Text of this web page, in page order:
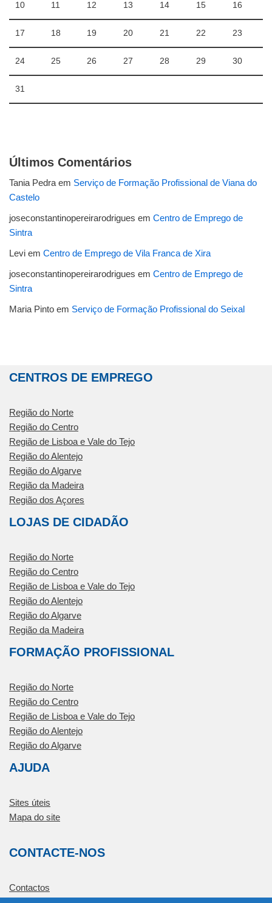
10 11 12 13 14 15 16
17 18 19 20 21 22 23
24 25 26 27 28 29 30
31
Últimos Comentários
Tania Pedra em Serviço de Formação Profissional de Viana do
Castelo
joseconstantinopereirarodrigues em Centro de Emprego de
Sintra
Levi em Centro de Emprego de Vila Franca de Xira
joseconstantinopereirarodrigues em Centro de Emprego de
Sintra
Maria Pinto em Serviço de Formação Profissional do Seixal
CENTROS DE EMPREGO
Região do Norte
Região do Centro
Região de Lisboa e Vale do Tejo
Região do Alentejo
Região do Algarve
Região da Madeira
Região dos Açores
LOJAS DE CIDADÃO
Região do Norte
Região do Centro
Região de Lisboa e Vale do Tejo
Região do Alentejo
Região do Algarve
Região da Madeira
FORMAÇÃO PROFISSIONAL
Região do Norte
Região do Centro
Região de Lisboa e Vale do Tejo
Região do Alentejo
Região do Algarve
AJUDA
Sites úteis
Mapa do site
CONTACTE-NOS
Contactos